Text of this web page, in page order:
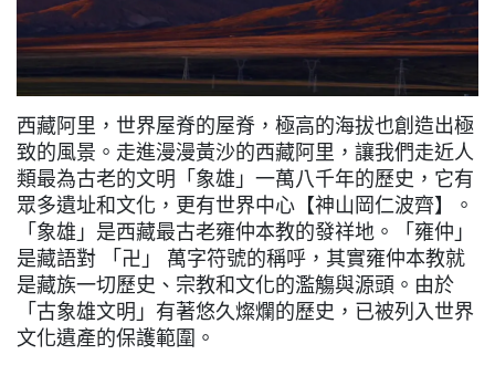
西藏阿里，世界屋脊的屋脊，極高的海拔也創造出極
致的風景。走進漫漫黃沙的西藏阿里，讓我們走近人
類最為古老的文明「象雄」一萬八千年的歷史，它有
眾多遺址和文化，更有世界中心【神山岡仁波齊】。
「象雄」是西藏最古老雍仲本教的發祥地。「雍仲」
是藏語對 「卍」 萬字符號的稱呼，其實雍仲本教就
是藏族一切歷史、宗教和文化的濫觴與源頭。由於
「古象雄文明」有著悠久燦爛的歷史，已被列入世界
文化遺產的保護範圍。